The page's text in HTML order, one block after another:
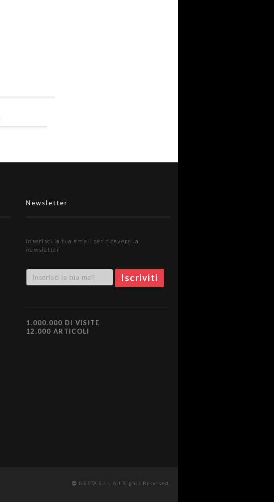
Newsletter
Inserisci la tua email per ricevere la
newsletter
1.000.000 DI VISITE
12.000 ARTICOLI
NEPTA S.r.l. All Rights Reserved.